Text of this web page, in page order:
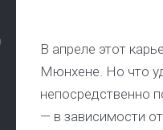
В апреле этот
Мюнхене. Но что
непосредственно
— в зависимости